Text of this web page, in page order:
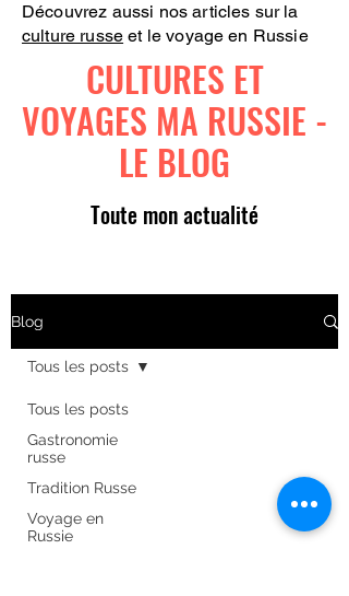
Découvrez aussi nos articles sur la
culture russe et le voyage en Russie
CULTURES ET
VOYAGES MA RUSSIE -
LE BLOG
Toute mon actualité
Blog
Tous les posts
Gastronomie
russe
Tradition Russe
Voyage en
Russie
Tous les posts